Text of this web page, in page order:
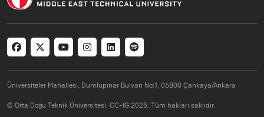
Arşivlendi
Üniversiteler Mahallesi, Dumlupınar Bulvarı No:1, 06800 Çankaya/Ankara
© Orta Doğu Teknik Üniversitesi. CC-IG 2025. Tüm hakları saklıdır.